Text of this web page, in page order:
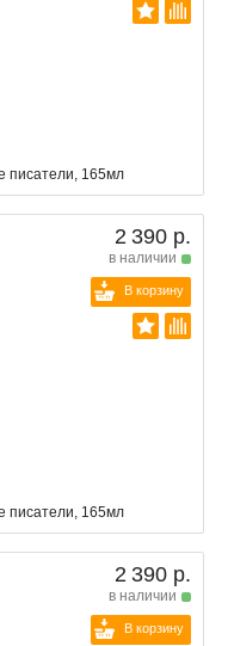
писатели, 165мл
2 390 р.
в наличии
В корзину
писатели, 165мл
2 390 р.
в наличии
В корзину